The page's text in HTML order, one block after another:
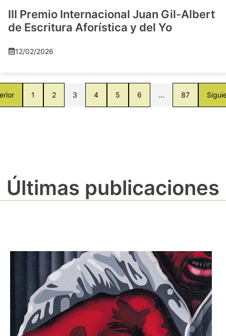
III Premio Internacional Juan Gil-Albert
de Escritura Aforística y del Yo
12/02/2026
1 2 3 4 5 6 … 87
Últimas publicaciones